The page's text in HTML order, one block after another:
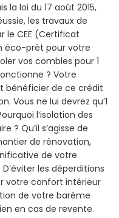
la loi du 17 août 2015,
les travaux de
le CEE (Certificat
éco-prêt pour votre
vos combles pour 1
? Votre
bénéficier de ce crédit
Vous ne lui devrez qu’1
l’isolation des
? Qu’il s’agisse de
de rénovation,
de votre
les déperditions
votre confort intérieur
de votre barème
en cas de revente.